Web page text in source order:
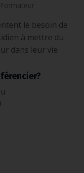
le besoin de
à mettre du
dans leur vie